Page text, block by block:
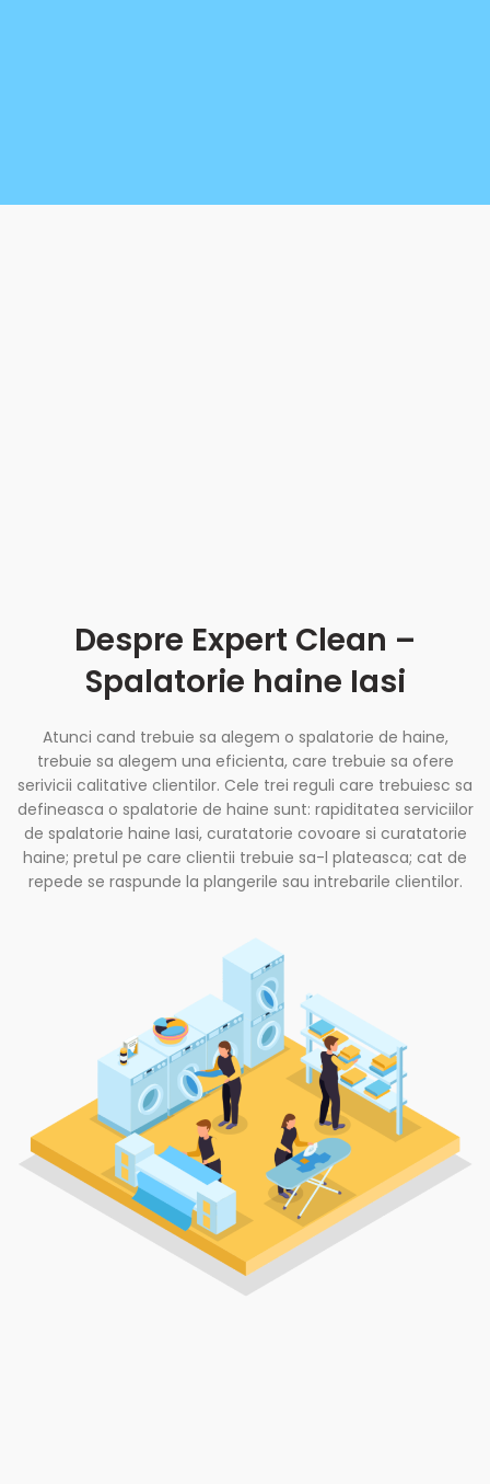
Despre Expert Clean –
Spalatorie haine Iasi
Atunci cand trebuie sa alegem o spalatorie de haine,
trebuie sa alegem una eficienta, care trebuie sa ofere
serivicii calitative clientilor. Cele trei reguli care trebuiesc sa
defineasca o spalatorie de haine sunt: rapiditatea serviciilor
de spalatorie haine Iasi, curatatorie covoare si curatatorie
haine; pretul pe care clientii trebuie sa-l plateasca; cat de
repede se raspunde la plangerile sau intrebarile clientilor.